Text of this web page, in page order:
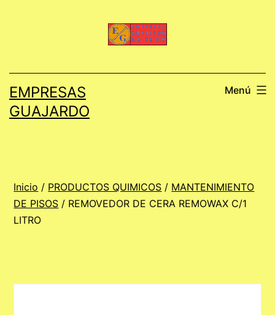
EMPRESAS
GUAJARDO
Menú
Inicio / PRODUCTOS QUIMICOS / MANTENIMIENTO
DE PISOS / REMOVEDOR DE CERA REMOWAX C/1
LITRO